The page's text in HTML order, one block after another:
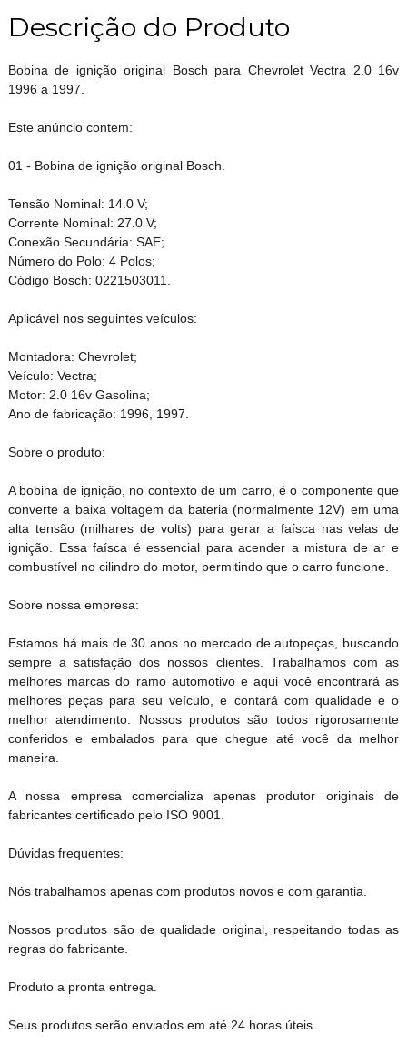
Descrição do Produto
Bobina de ignição original Bosch para Chevrolet Vectra 2.0 16v
1996 a 1997.
Este anúncio contem:
01 - Bobina de ignição original Bosch.
Tensão Nominal: 14.0 V;
Corrente Nominal: 27.0 V;
Conexão Secundária: SAE;
Número do Polo: 4 Polos;
Código Bosch: 0221503011.
Aplicável nos seguintes veículos:
Montadora: Chevrolet;
Veículo: Vectra;
Motor: 2.0 16v Gasolina;
Ano de fabricação: 1996, 1997.
Sobre o produto:
A bobina de ignição, no contexto de um carro, é o componente que
converte a baixa voltagem da bateria (normalmente 12V) em uma
alta tensão (milhares de volts) para gerar a faísca nas velas de
ignição. Essa faísca é essencial para acender a mistura de ar e
combustível no cilindro do motor, permitindo que o carro funcione.
Sobre nossa empresa:
Estamos há mais de 30 anos no mercado de autopeças, buscando
sempre a satisfação dos nossos clientes. Trabalhamos com as
melhores marcas do ramo automotivo e aqui você encontrará as
melhores peças para seu veículo, e contará com qualidade e o
melhor atendimento. Nossos produtos são todos rigorosamente
conferidos e embalados para que chegue até você da melhor
maneira.
A nossa empresa comercializa apenas produtor originais de
fabricantes certificado pelo ISO 9001.
Dúvidas frequentes:
Nós trabalhamos apenas com produtos novos e com garantia.
Nossos produtos são de qualidade original, respeitando todas as
regras do fabricante.
Produto a pronta entrega.
Seus produtos serão enviados em até 24 horas úteis.